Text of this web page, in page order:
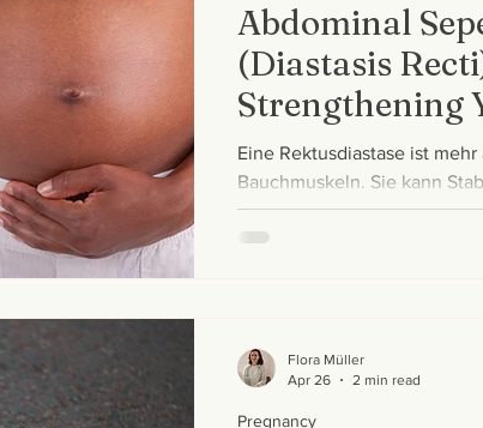
Abdominal
(Diastasis
Strengthening
Pregnancy
Eine Rektusdiastase ist
Bauchmuskeln. Sie kann
beeinflussen – in diesem
Pregnancy
Flora Müller
Apr 26
2 min read